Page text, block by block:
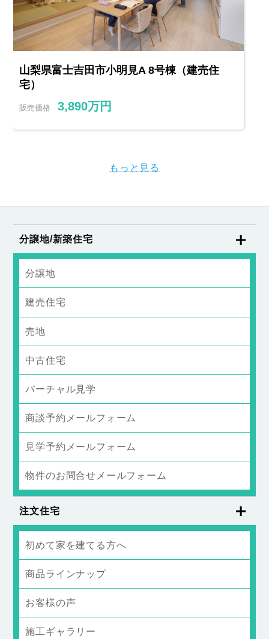
山梨県富士吉田市小明見A 8号棟（建売住
宅）
販売価格 3,890万円
もっと見る
分譲地/新築住宅
分譲地
建売住宅
売地
中古住宅
バーチャル見学
商談予約メールフォーム
見学予約メールフォーム
物件のお問合せメールフォーム
注文住宅
初めて家を建てる方へ
商品ラインナップ
お客様の声
施工ギャラリー